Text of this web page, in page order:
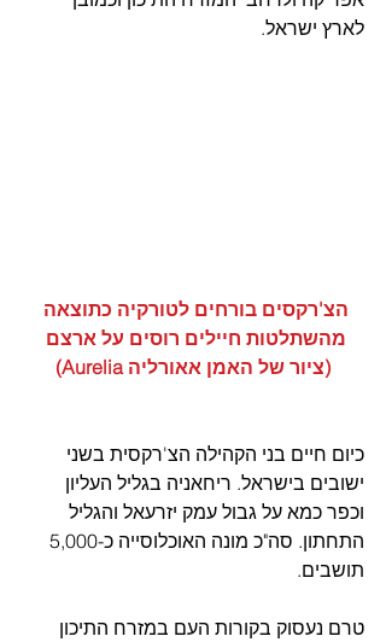
לארץ ישראל.
הצ'רקסים בורחים לטורקיה כתוצאה
מהשתלטות חיילים רוסים על ארצם
(ציור של האמן אאורליה Aurelia)
כיום חיים בני הקהילה הצ'רקסית בשני
ישובים בישראל. ריחאניה בגליל העליון
וכפר כמא על גבול עמק יזרעאל והגליל
תושבים.
טרם נעסוק בקורות העם במזרח התיכון